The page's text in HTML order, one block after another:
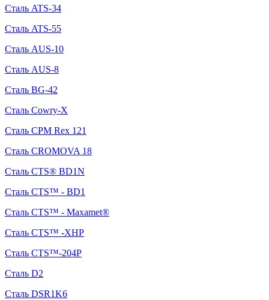
Сталь ATS-34
Сталь ATS-55
Сталь AUS-10
Сталь AUS-8
Сталь BG-42
Сталь Cowry-X
Сталь CPM Rex 121
Сталь CROMOVA 18
Сталь CTS® BD1N
Сталь CTS™ - BD1
Сталь CTS™ - Maxamet®
Сталь CTS™ -XHP
Сталь CTS™-204P
Сталь D2
Сталь DSR1K6